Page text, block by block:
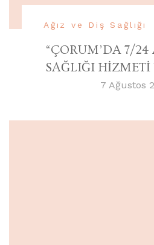
Ağız ve Diş Sağlığı
“ÇORUM’DA 7/
SAĞLIĞI HİZMETİ
7 Ağustos